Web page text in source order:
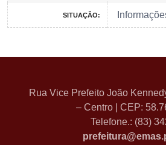
SITUAÇÃO:
Rua Vice Prefeito João
– Centro | CEP:
Telefone.: (83)